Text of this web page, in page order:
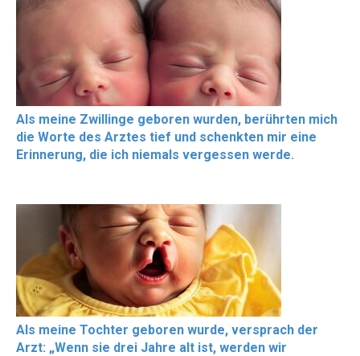
Als meine Zwillinge geboren wurden, berührten mich
die Worte des Arztes tief und schenkten mir eine
Erinnerung, die ich niemals vergessen werde.
Als meine Tochter geboren wurde, versprach der
Arzt: „Wenn sie drei Jahre alt ist, werden wir